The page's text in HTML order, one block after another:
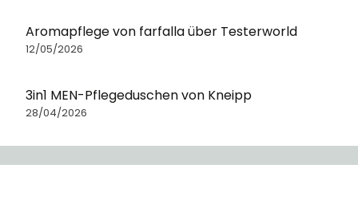
Aromapflege von farfalla über Testerworld
12/05/2026
3in1 MEN-Pflegeduschen von Kneipp
28/04/2026